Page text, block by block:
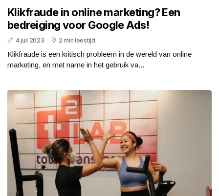
Klikfraude in online marketing? Een
bedreiging voor Google Ads!
4 juli 2023 2 min leestijd
Klikfraude is een kritisch probleem in de wereld van online
marketing, en met name in het gebruik va...